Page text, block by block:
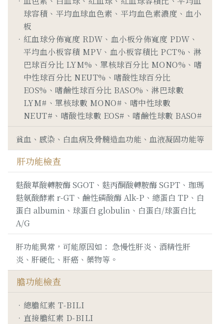
球容積、平均血球血色素、平均血色素濃度、血小
板
紅血球分佈寬度 RDW、血小板分佈寬度 PDW、
平均血小板容積 MPV、血小板容積比 PCT%、淋
巴球百分比 LYM%、單核球百分比 MONO%、嗜
中性球百分比 NEUT%、嗜酸性球百分比
EOS%、嗜鹼性球百分比 BASO%、淋巴球數
LYM#、單核球數 MONO#、嗜中性球數
NEUT#、嗜酸性球數 EOS#、嗜鹼性球數 BASO#
貧血、感染、白血病及骨髓造血功能、血液凝固功能等
肝功能檢查
麩酸草酸轉胺酶 SGOT、麩丙酮酸轉胺酶 SGPT、珈瑪
麩氨酸酵素 r-GT、鹼性磷酸酶 Alk-P、總蛋白 TP、白
蛋白 albumin、球蛋白 globulin、白蛋白/球蛋白比
A/G
肝功能異常，可能原因如： 急慢性肝炎、酒精性肝
炎、肝硬化、肝癌、藥物等。
膽功能檢查
總膽紅素 T-BILI
直接膽紅素 D-BILI